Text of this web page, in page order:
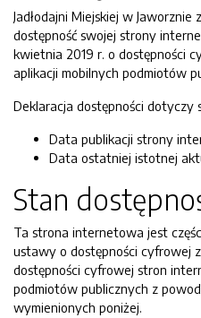
Jadłodajni Miejskiej w Jaworznie
dostępność swojej strony
kwietnia 2019 r. o dostępności
aplikacji mobilnych podmiotów
Deklaracja dostępności dotyczy
Data publikacji strony
Data ostatniej istotnej
Stan
Ta strona internetowa jest
ustawy o dostępności cyfrowej
dostępności cyfrowej stron
podmiotów publicznych z
wymienionych poniżej.